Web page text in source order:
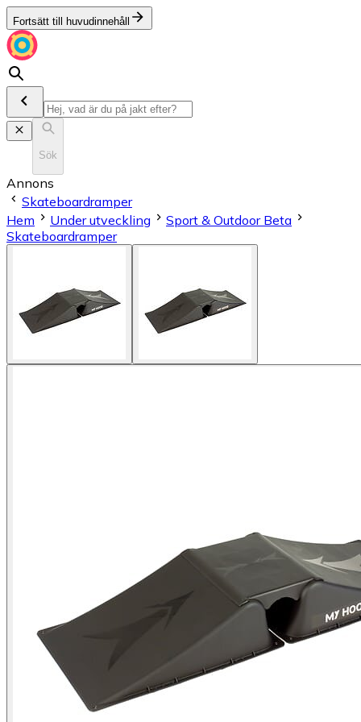
Fortsätt till huvudinnehåll
Sök
Annons
Skateboardramper
Hem
Under utveckling
Sport & Outdoor Beta
Skateboardramper